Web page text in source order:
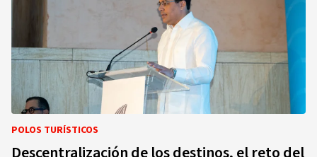
POLOS TURÍSTICOS